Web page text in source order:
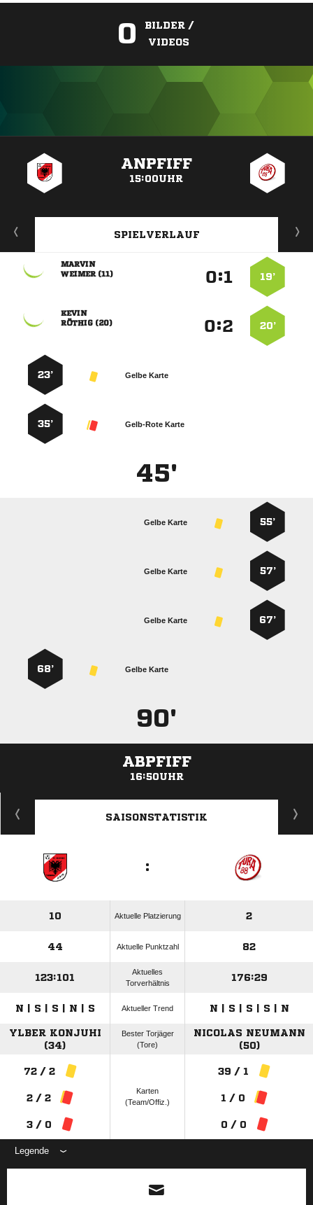
0
BILDER /
VIDEOS
ANPFIFF
15:00UHR
SPIELVERLAUF
19’
:

 
20’
:

 
Gelbe Karte
23’
Gelb-Rote Karte
35’
45'
55’
Gelbe Karte
57’
Gelbe Karte
67’
Gelbe Karte
Gelbe Karte
68’
90'
ABPFIFF
16:50UHR
ANZEIGE
SAISONSTATISTIK
:
10 Aktuelle Platzierung 2
44 Aktuelle Punktzahl 82
123:101
Aktuelles
Torverhältnis
176:29
N | S | S | N | S Aktueller Trend N | S | S | S | N
YLBER KONJUHI
(34)
Bester Torjäger
(Tore)
NICOLAS NEUMANN
(50)
72 / 2
2 / 2
3 / 0
Karten
(Team/Offiz.)
39 / 1
1 / 0
0 / 0
Legende
ANZEIGE